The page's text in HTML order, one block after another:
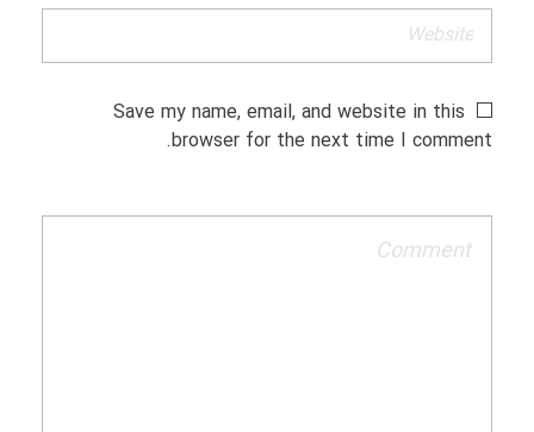
Save my name, email, and website in this
browser for the next time I comment.